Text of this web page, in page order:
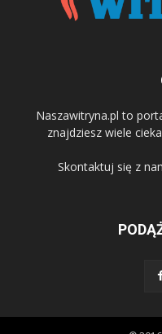
Naszawitryna.pl to
znajdziesz wiele
Skontaktuj się z